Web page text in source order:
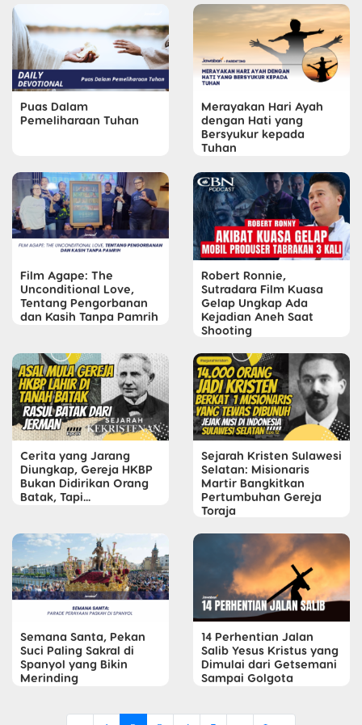
Puas Dalam
Pemeliharaan Tuhan
Merayakan Hari Ayah
dengan Hati yang
Bersyukur kepada
Tuhan
Film Agape: The
Unconditional Love,
Tentang Pengorbanan
dan Kasih Tanpa Pamrih
Robert Ronnie,
Sutradara Film Kuasa
Gelap Ungkap Ada
Kejadian Aneh Saat
Shooting
Cerita yang Jarang
Diungkap, Gereja HKBP
Bukan Didirikan Orang
Batak, Tapi...
Sejarah Kristen Sulawesi
Selatan: Misionaris
Martir Bangkitkan
Pertumbuhan Gereja
Toraja
Semana Santa, Pekan
Suci Paling Sakral di
Spanyol yang Bikin
Merinding
14 Perhentian Jalan
Salib Yesus Kristus yang
Dimulai dari Getsemani
Sampai Golgota